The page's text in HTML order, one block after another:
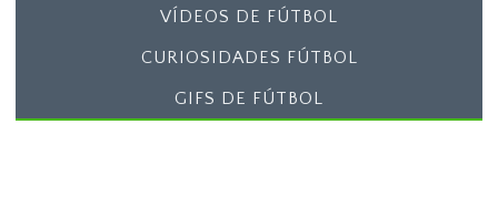
VÍDEOS DE FÚTBOL
CURIOSIDADES FÚTBOL
GIFS DE FÚTBOL